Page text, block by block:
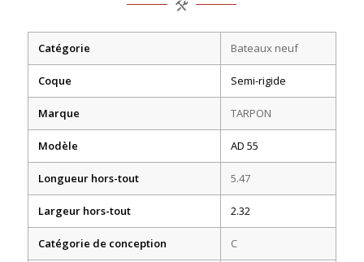
Catégorie Bateaux neuf
Coque Semi-rigide
Marque TARPON
Modèle AD 55
Longueur hors-tout 5.47
Largeur hors-tout 2.32
Catégorie de conception C